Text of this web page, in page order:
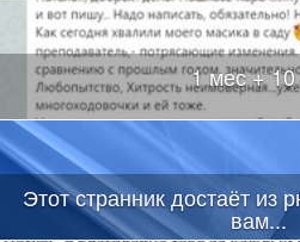
1 мес +
Этот странник достаёт из
вам...